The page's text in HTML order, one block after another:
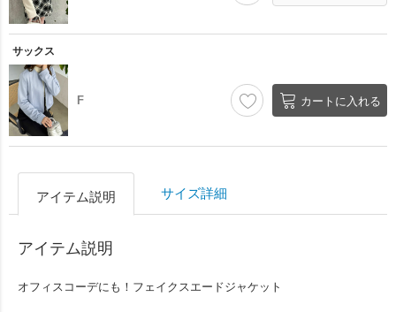
サックス
F カートに入れる
アイテム説明 サイズ詳細
アイテム説明
オフィスコーデにも！フェイクスエードジャケット